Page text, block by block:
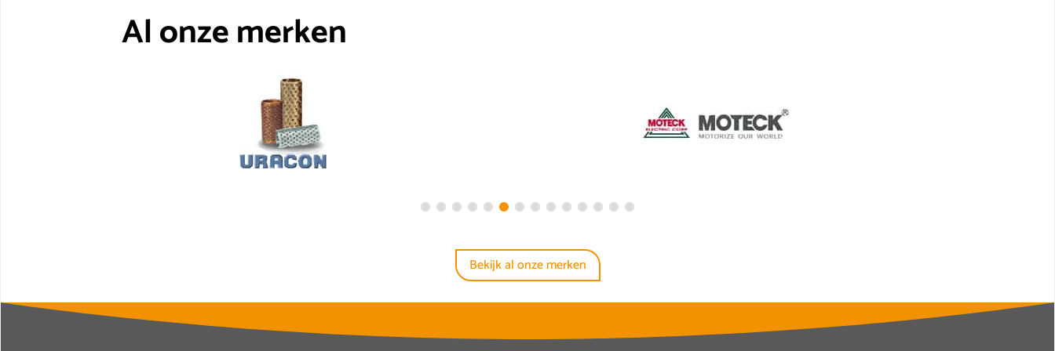
Al onze merken
Bekijk al onze merken